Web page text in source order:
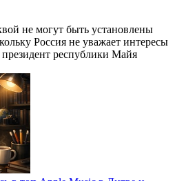
не могут быть установлены
Россия не уважает интересы
республики Майя